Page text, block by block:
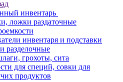
инвентарь
ложки раздаточные
инвентаря и подставки
разделочные
грохоты, сита
для специй, совки для
продуктов